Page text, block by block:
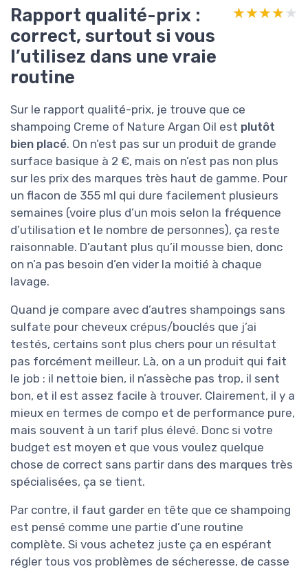
Rapport qualité-prix :
correct, surtout si vous
l’utilisez dans une vraie
routine
★★★★★
★★★★★
Sur le rapport qualité-prix, je trouve que ce
shampoing Creme of Nature Argan Oil est plutôt
bien placé. On n’est pas sur un produit de grande
surface basique à 2 €, mais on n’est pas non plus
sur les prix des marques très haut de gamme. Pour
un flacon de 355 ml qui dure facilement plusieurs
semaines (voire plus d’un mois selon la fréquence
d’utilisation et le nombre de personnes), ça reste
raisonnable. D’autant plus qu’il mousse bien, donc
on n’a pas besoin d’en vider la moitié à chaque
lavage.
Quand je compare avec d’autres shampoings sans
sulfate pour cheveux crépus/bouclés que j’ai
testés, certains sont plus chers pour un résultat
pas forcément meilleur. Là, on a un produit qui fait
le job : il nettoie bien, il n’assèche pas trop, il sent
bon, et il est assez facile à trouver. Clairement, il y a
mieux en termes de compo et de performance pure,
mais souvent à un tarif plus élevé. Donc si votre
budget est moyen et que vous voulez quelque
chose de correct sans partir dans des marques très
spécialisées, ça se tient.
Par contre, il faut garder en tête que ce shampoing
est pensé comme une partie d’une routine
complète. Si vous achetez juste ça en espérant
régler tous vos problèmes de sécheresse, de casse